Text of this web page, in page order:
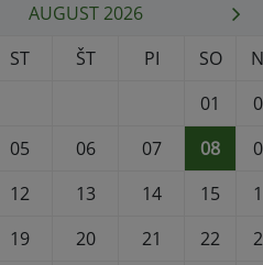
AUGUST 2026
ST ŠT PI SO
01
05 06 07 08
12 13 14 15
19 20 21 22